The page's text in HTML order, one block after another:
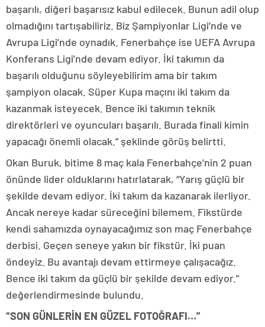
başarılı, diğeri başarısız kabul edilecek. Bunun adil olup
olmadığını tartışabiliriz. Biz Şampiyonlar Ligi’nde ve
Avrupa Ligi’nde oynadık. Fenerbahçe ise UEFA Avrupa
Konferans Ligi’nde devam ediyor. İki takımın da
başarılı olduğunu söyleyebilirim ama bir takım
şampiyon olacak. Süper Kupa maçını iki takım da
kazanmak isteyecek. Bence iki takımın teknik
direktörleri ve oyuncuları başarılı. Burada finali kimin
yapacağı önemli olacak.” şeklinde görüş belirtti.
Okan Buruk, bitime 8 maç kala Fenerbahçe’nin 2 puan
önünde lider olduklarını hatırlatarak, “Yarış güçlü bir
şekilde devam ediyor. İki takım da kazanarak ilerliyor.
Ancak nereye kadar süreceğini bilemem. Fikstürde
kendi sahamızda oynayacağımız son maç Fenerbahçe
derbisi. Geçen seneye yakın bir fikstür. İki puan
öndeyiz. Bu avantajı devam ettirmeye çalışacağız.
Bence iki takım da güçlü bir şekilde devam ediyor.”
değerlendirmesinde bulundu.
“SON GÜNLERİN EN GÜZEL FOTOĞRAFI…”